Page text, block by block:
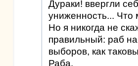
Дураки! ввергли
униженность... Что
Но я никогда не
правильный: раб
выборов, как
Раба.